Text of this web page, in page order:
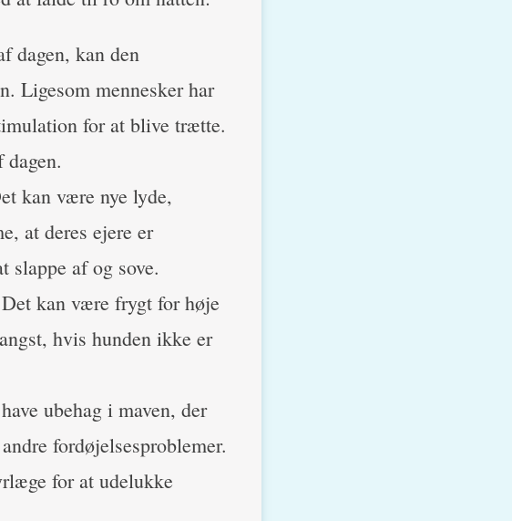
dagen, kan den
Ligesom mennesker har
for at blive trætte.
kan være nye lyde,
at deres ejere er
slappe af og sove.
kan være frygt for høje
hvis hunden ikke er
ubehag i maven, der
fordøjelsesproblemer.
for at udelukke